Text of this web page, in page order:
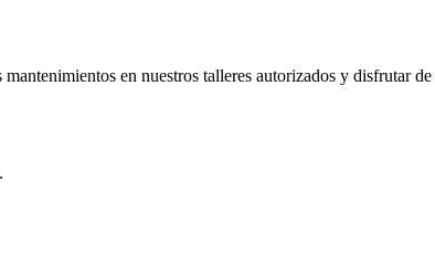
en nuestros talleres autorizados y disfrutar